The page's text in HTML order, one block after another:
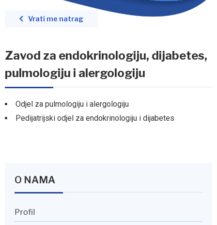
Vrati me natrag
Zavod za endokrinologiju, dijabetes,
pulmologiju i alergologiju
Odjel za pulmologiju i alergologiju
Pedijatrijski odjel za endokrinologiju i dijabetes
O NAMA
Profil